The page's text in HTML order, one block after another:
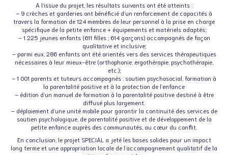
A l’issue du projet, les résultats suivants ont été atteints :
– 9 crèches et garderies ont bénéficié d’un renforcement de capacités à
travers la formation de 124 membres de leur personnel à la prise en charge
spécifique de la petite enfance + équipements et matériels adaptés;
– 1 225 jeunes enfants (611 filles ; 614 garçons) accompagnés de façon
qualitative et inclusive;
– parmi eux, 286 enfants ont été orientés vers des services thérapeutiques
nécessaires à leur mieux-être (orthophonie, ergothérapie, psychothérapie,
etc.);
– 1 001 parents et tuteurs accompagnés : soutien psychosocial, formation à
la parentalité positive et à la protection de l’enfance
– édition d’un manuel de formation à la parentalité positive destiné à être
diffusé plus largement.
– déploiement d’une unité mobile pour garantir la continuité des services de
soutien psychologique, de parentalité positive et de développement de la
petite enfance auprès des communautés, au cœur du conflit.
En conclusion, le projet SPECIAL a jeté les bases solides pour un impact
long terme et une appropriation locale de l’accompagnement qualitatif de la